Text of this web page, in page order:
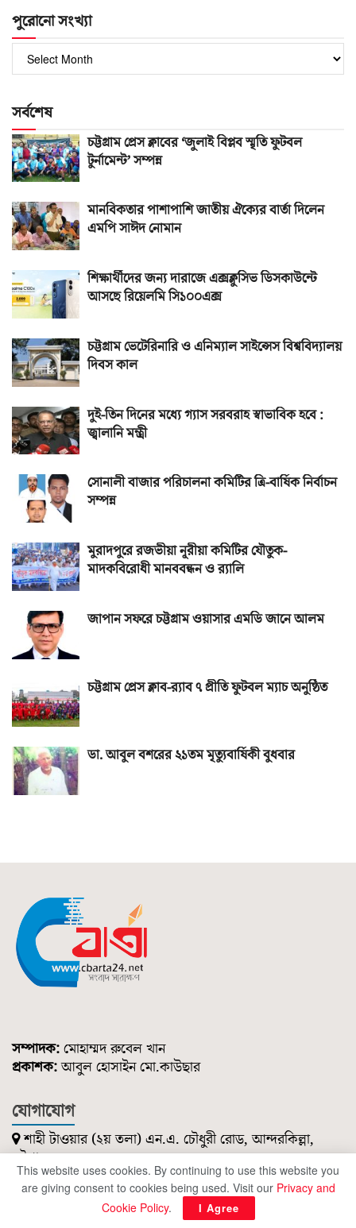
পুরোনো সংখ্যা
সংখ্যা
সর্বশেষ
চট্টগ্রাম প্রেস ক্লাবের ‘জুলাই বিপ্লব স্মৃতি ফুটবল
টুর্নামেন্ট’ সম্পন্ন
মানবিকতার পাশাপাশি জাতীয় ঐক্যের বার্তা দিলেন
এমপি সাঈদ নোমান
শিক্ষার্থীদের জন্য দারাজে এক্সক্লুসিভ ডিসকাউন্টে
আসছে রিয়েলমি সি১০০এক্স
চট্টগ্রাম ভেটেরিনারি ও এনিম্যাল সাইন্সেস বিশ্ববিদ্যালয়
দিবস কাল
দুই-তিন দিনের মধ্যে গ্যাস সরবরাহ স্বাভাবিক হবে :
জ্বালানি মন্ত্রী
সোনালী বাজার পরিচালনা কমিটির ত্রি-বার্ষিক নির্বাচন
সম্পন্ন
মুরাদপুরে রজভীয়া নূরীয়া কমিটির যৌতুক-
মাদকবিরোধী মানববন্ধন ও র‌্যালি
জাপান সফরে চট্টগ্রাম ওয়াসার এমডি জানে আলম
চট্টগ্রাম প্রেস ক্লাব-র‌্যাব ৭ প্রীতি ফুটবল ম্যাচ অনুষ্ঠিত
ডা. আবুল বশরের ২১তম মৃত্যুবার্ষিকী বুধবার
সম্পাদক: মোহাম্মদ রুবেল খান
প্রকাশক:আবুল হোসাইন মো.কাউছার
যোগাযোগ
শাহী টাওয়ার (২য় তলা) এন.এ. চৌধুরী রোড, আন্দরকিল্লা,
চট্টগ্রাম।
০১৮৫১ ২১৪ ৭৪৭
cbartanews@gmail.com
This website uses cookies. By continuing to use this website you
are giving consent to cookies being used. Visit our Privacy and
Cookie Policy. I Agree